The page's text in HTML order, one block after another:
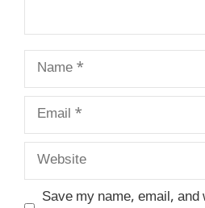
Name
Email
Website
Save my name, email, and